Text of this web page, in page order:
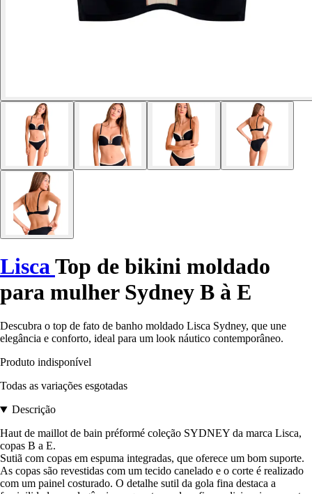
Lisca Top de bikini moldado
para mulher Sydney B à E
Descubra o top de fato de banho moldado Lisca Sydney, que une
elegância e conforto, ideal para um look náutico contemporâneo.
Produto indisponível
Todas as variações esgotadas
Descrição
Haut de maillot de bain préformé coleção SYDNEY da marca Lisca,
copas B a E.
Sutiã com copas em espuma integradas, que oferece um bom suporte.
As copas são revestidas com um tecido canelado e o corte é realizado
com um painel costurado. O detalhe sutil da gola fina destaca a